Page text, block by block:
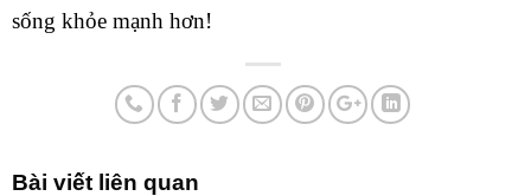
sống khỏe mạnh hơn!
Bài viết liên quan